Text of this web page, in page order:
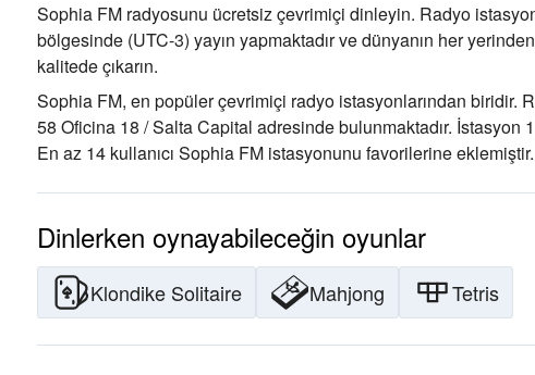
Sophia FM radyosunu ücretsiz çevrimiçi dinleyin. Radyo
bölgesinde (UTC-3) yayın yapmaktadır ve dünyanın her
kalitede çıkarın.
Sophia FM, en popüler çevrimiçi radyo istasyonlarından biridir.
58 Oficina 18 / Salta Capital adresinde bulunmaktadır. İstasyon
En az 14 kullanıcı Sophia FM istasyonunu favorilerine eklemiştir.
Dinlerken oynayabileceğin oyunlar
Klondike Solitaire Mahjong Tetris